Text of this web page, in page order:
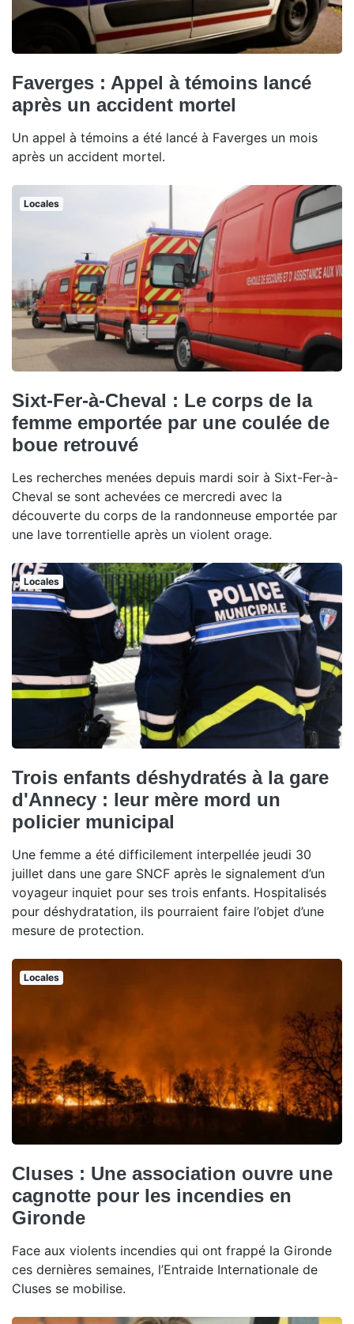
Faverges : Appel à témoins lancé
après un accident mortel
Un appel à témoins a été lancé à Faverges un mois
après un accident mortel.
Locales
Sixt-Fer-à-Cheval : Le corps de la
femme emportée par une coulée de
boue retrouvé
Les recherches menées depuis mardi soir à Sixt-Fer-à-
Cheval se sont achevées ce mercredi avec la
découverte du corps de la randonneuse emportée par
une lave torrentielle après un violent orage.
Locales
Trois enfants déshydratés à la gare
d'Annecy : leur mère mord un
policier municipal
Une femme a été difficilement interpellée jeudi 30
juillet dans une gare SNCF après le signalement d’un
voyageur inquiet pour ses trois enfants. Hospitalisés
pour déshydratation, ils pourraient faire l’objet d’une
mesure de protection.
Locales
Cluses : Une association ouvre une
cagnotte pour les incendies en
Gironde
Face aux violents incendies qui ont frappé la Gironde
ces dernières semaines, l’Entraide Internationale de
Cluses se mobilise.